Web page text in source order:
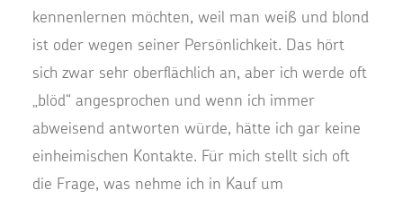
kennenlernen möchten, weil man weiß und blond
ist oder wegen seiner Persönlichkeit. Das hört
sich zwar sehr oberflächlich an, aber ich werde oft
„blöd“ angesprochen und wenn ich immer
abweisend antworten würde, hätte ich gar keine
einheimischen Kontakte. Für mich stellt sich oft
die Frage, was nehme ich in Kauf um